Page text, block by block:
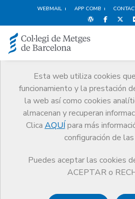
WEBMAIL APP COMB
Esta web utiliza cookies
funcionamiento y la prestación
la web así como cookies
almacenan y recuperan
Clica AQUÍ para más
configuración de
Puedes aceptar las cookies
ACEPTAR o
Premios
El CoMB Guardonat Edició
Guardonat Edició